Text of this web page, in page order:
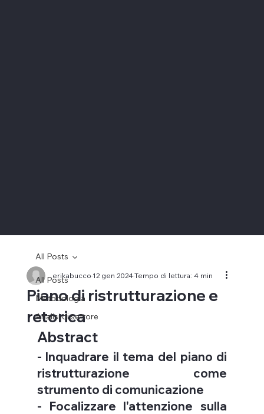
All Posts
Metodologia
Analisi di settore
All Posts
Piano di ristrutturazione e
retorica
erikabucco12 gen 2024Tempo di lettura: 4 min
Abstract
- Inquadrare il tema del piano di
ristrutturazione come
strumento di comunicazione
- Focalizzare l'attenzione sulla